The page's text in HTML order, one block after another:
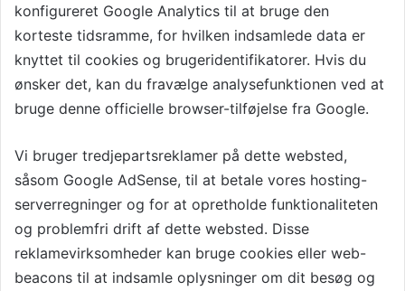
konfigureret Google Analytics til at bruge den
korteste tidsramme, for hvilken indsamlede data er
knyttet til cookies og brugeridentifikatorer. Hvis du
ønsker det, kan du fravælge analysefunktionen ved at
bruge denne officielle browser-tilføjelse fra Google.
Vi bruger tredjepartsreklamer på dette websted,
såsom Google AdSense, til at betale vores hosting-
serverregninger og for at opretholde funktionaliteten
og problemfri drift af dette websted. Disse
reklamevirksomheder kan bruge cookies eller web-
beacons til at indsamle oplysninger om dit besøg og